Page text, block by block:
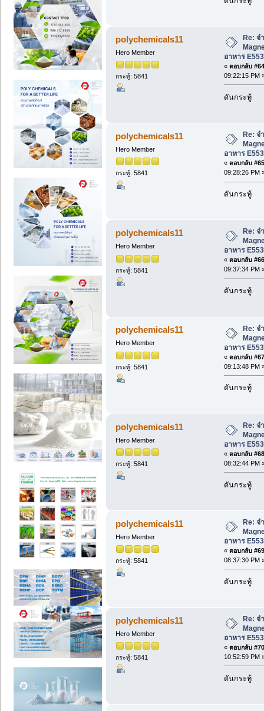
polychemicals11
Hero Member
กระทู้: 5841
Re: จ
อาหาร
« ตอบกลับ
09:22:15 PM
ดันกระทู้
polychemicals11
Hero Member
กระทู้: 5841
Re: จ
อาหาร
« ตอบกลับ
09:28:26 PM
ดันกระทู้
polychemicals11
Hero Member
กระทู้: 5841
Re: จ
อาหาร
« ตอบกลับ
09:37:34 PM
ดันกระทู้
polychemicals11
Hero Member
กระทู้: 5841
Re: จ
อาหาร
« ตอบกลับ
09:13:48 PM
ดันกระทู้
polychemicals11
Hero Member
กระทู้: 5841
Re: จ
อาหาร
« ตอบกลับ
08:32:44 PM
ดันกระทู้
polychemicals11
Hero Member
กระทู้: 5841
Re: จ
อาหาร
« ตอบกลับ
08:37:30 PM
ดันกระทู้
polychemicals11
Hero Member
กระทู้: 5841
Re: จ
อาหาร
« ตอบกลับ
10:52:59 PM
ดันกระทู้